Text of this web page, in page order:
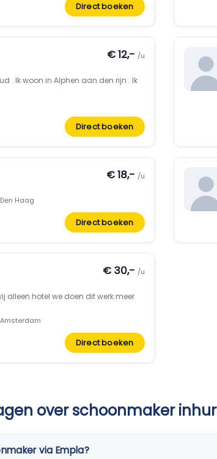
Direct boeken
€ 12,- /u
. Ik woon in Alphen aan den rijn . Ik
Direct boeken
€ 18,- /u
Haag
Direct boeken
€ 30,- /u
alleen hotel we doen dit werk meer
Direct boeken
over schoonmaker
via Empla?